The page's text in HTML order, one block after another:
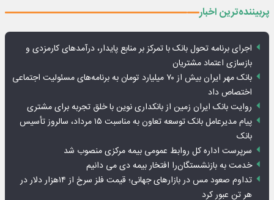
پربیننده‌ترین اخبار
اجرای برنامه تحول بانک با تمرکز بر منابع پایدار، درآمدهای کارمزدی و
بازسازی اعتماد مشتریان
بانک مهر ایران بیش از ۷۰ میلیارد تومان به برنامه‌های مسئولیت اجتماعی
اختصاص داد
روایت بانک ایران زمین از بانکداری نوین با خلق تجربه برای مشتری
پیام مدیرعامل بانک توسعه تعاون به مناسبت ۱۵ مرداد، سالروز تأسیس
بانک
سرپرست اداره کل روابط عمومی بیمه مرکزی منصوب شد
خدمت به بازنشستگان‌را افتخار بیمه دی می دانیم
تداوم صعود مس در بازارهای جهانی؛ قیمت فلز سرخ از ۱۴هزار دلار در
هر تن عبور کرد